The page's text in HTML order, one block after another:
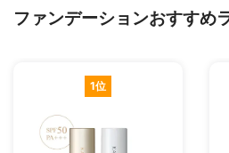
ファンデーションおすすめ
1位